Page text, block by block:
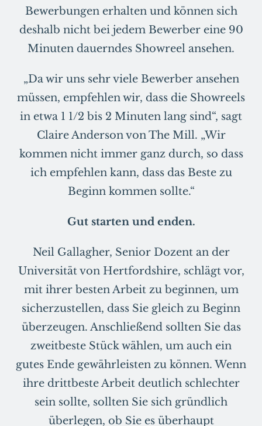
Bewerbungen erhalten und können sich
deshalb nicht bei jedem Bewerber eine 90
Minuten dauerndes Showreel ansehen.
„Da wir uns sehr viele Bewerber ansehen
müssen, empfehlen wir, dass die Showreels
in etwa 1 1/2 bis 2 Minuten lang sind“, sagt
Claire Anderson von The Mill. „Wir
kommen nicht immer ganz durch, so dass
ich empfehlen kann, dass das Beste zu
Beginn kommen sollte.“
Gut starten und enden.
Neil Gallagher, Senior Dozent an der
Universität von Hertfordshire, schlägt vor,
mit ihrer besten Arbeit zu beginnen, um
sicherzustellen, dass Sie gleich zu Beginn
überzeugen. Anschließend sollten Sie das
zweitbeste Stück wählen, um auch ein
gutes Ende gewährleisten zu können. Wenn
ihre drittbeste Arbeit deutlich schlechter
sein sollte, sollten Sie sich gründlich
überlegen, ob Sie es überhaupt